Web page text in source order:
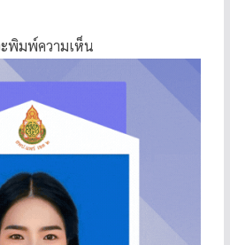
พิมพ์ความเห็น